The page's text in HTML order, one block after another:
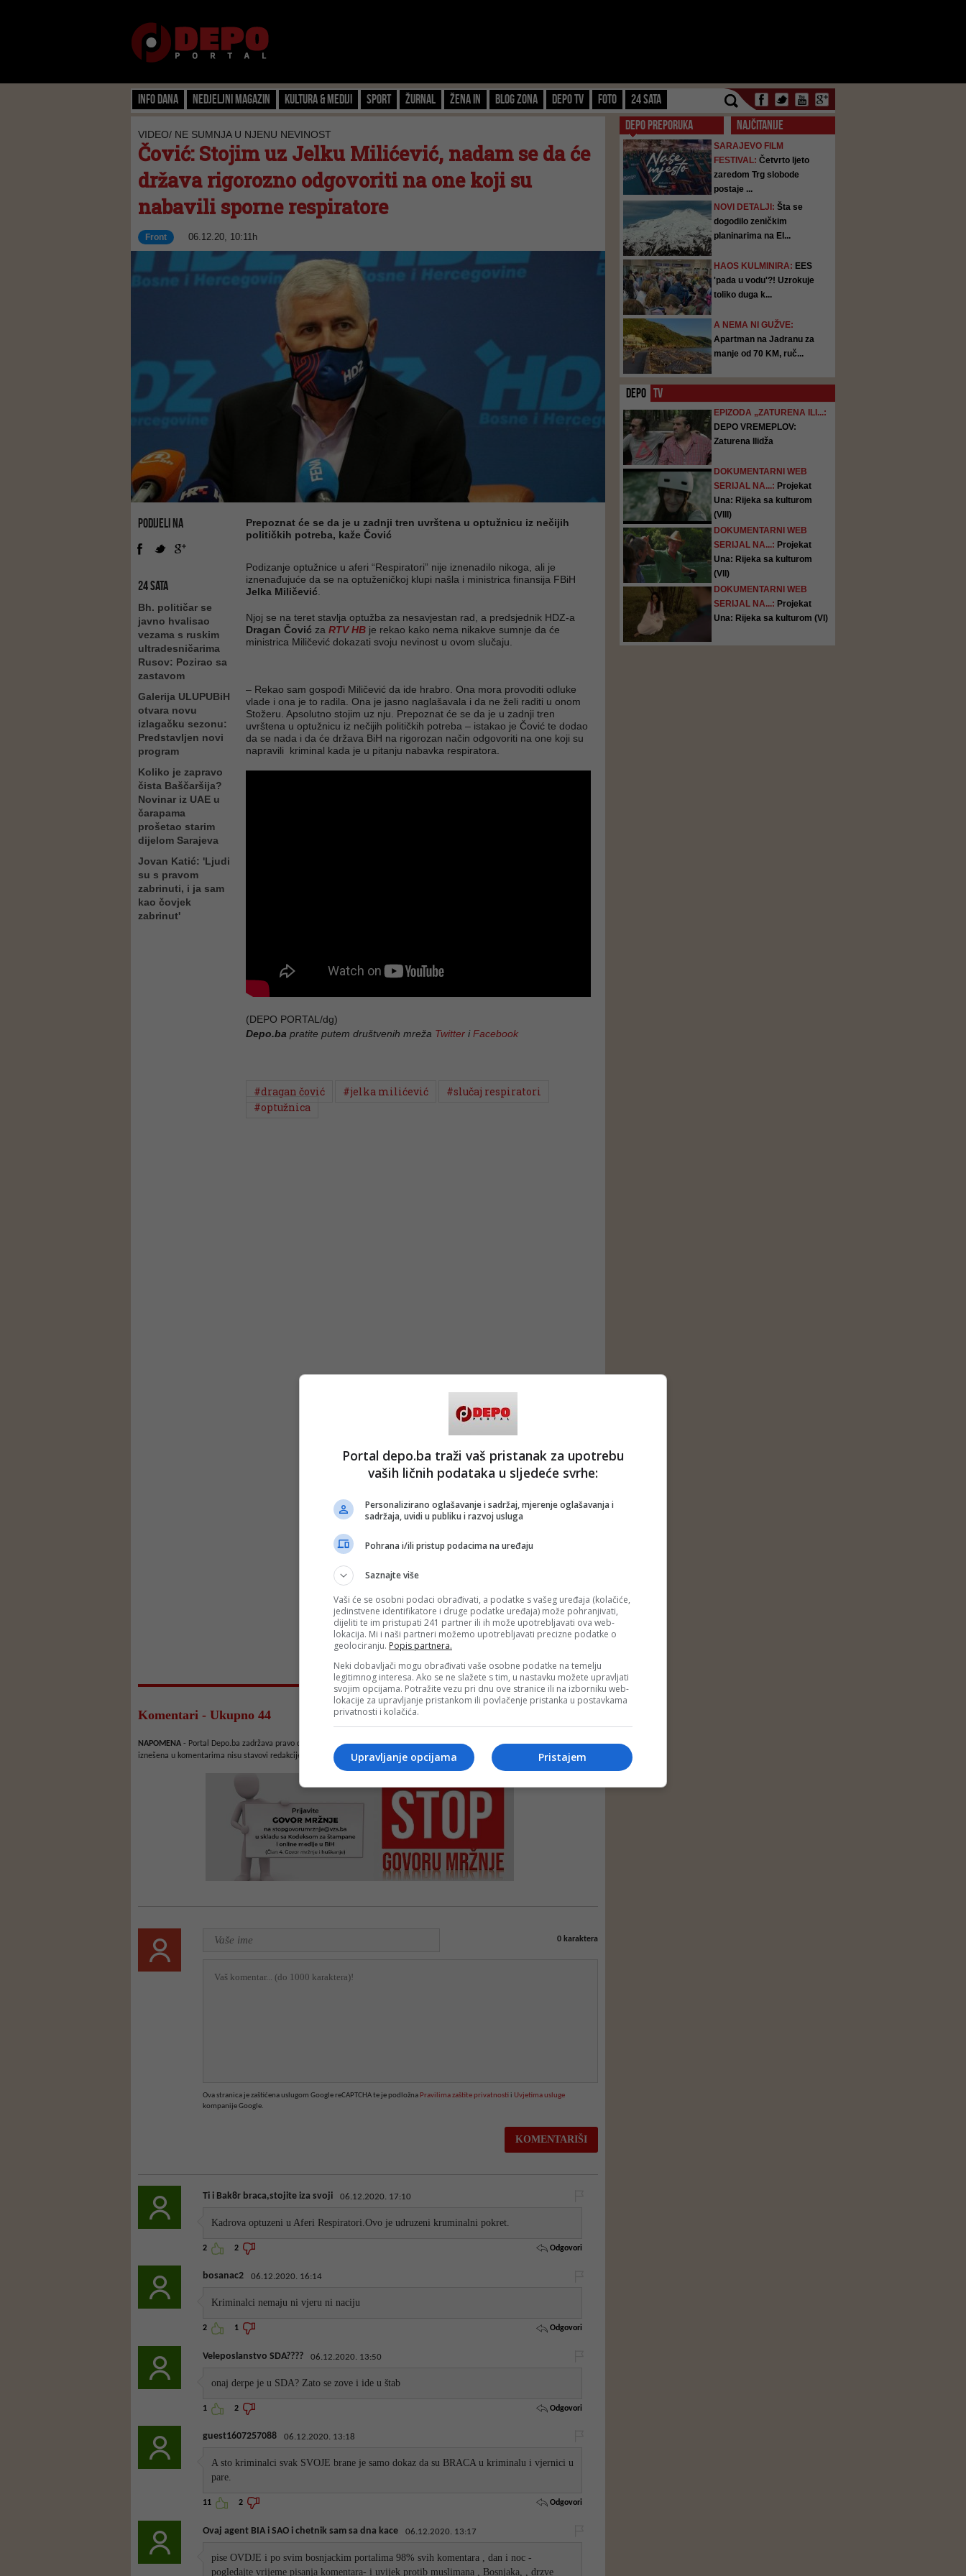
Info dana Nedjeljni magazin Kultura & Mediji Sport Žurnal Žena IN Blog zona Depo TV FOTO 24 SATA
VIDEO/ NE SUMNJA U NJENU NEVINOST
Čović: Stojim uz Jelku Milićević, nadam se da će
država rigorozno odgovoriti na one koji su
nabavili sporne respiratore
Front 06.12.20, 10:11h
PODIJELI NA
24 SATA
Bh. političar se
javno hvalisao
vezama s ruskim
ultradesničarima
Rusov: Pozirao sa
zastavom
Galerija ULUPUBiH
otvara novu
izlagačku sezonu:
Predstavljen novi
program
Koliko je zapravo
čista Baščaršija?
Novinar iz UAE u
čarapama
prošetao starim
dijelom Sarajeva
Jovan Katić: 'Ljudi
su s pravom
zabrinuti, i ja sam
kao čovjek
zabrinut'
Prepoznat će se da je u zadnji tren uvrštena u optužnicu iz nečijih
političkih potreba, kaže Čović
Podizanje optužnice u aferi “Respiratori” nije iznenadilo nikoga, ali je
iznenađujuće da se na optuženičkoj klupi našla i ministrica finansija FBiH
Jelka Miličević
Njoj se na teret stavlja optužba za nesavjestan rad, a predsjednik HDZ-a
Dragan Čović za RTV HB je rekao kako nema nikakve sumnje da će
ministrica Miličević dokazati svoju nevinost u ovom slučaju.
– Rekao sam gospođi Miličević da ide hrabro. Ona mora provoditi odluke
vlade i ona je to radila. Ona je jasno naglašavala i da ne želi raditi u onom
Stožeru. Apsolutno stojim uz nju. Prepoznat će se da je u zadnji tren
uvrštena u optužnicu iz nečijih političkih potreba – istakao je Čović te dodao
da se nada i da će država BiH na rigorozan način odgovoriti na one koji su
napravili kriminal kada je u pitanju nabavka respiratora.
(DEPO PORTAL/dg)
Depo.ba pratite putem društvenih mreža Twitter iFacebook
#dragan čović #jelka milićević
#slučaj respiratori
#optužnica
Komentari - Ukupno 44
NAPOMENA - Portal Depo.ba zadržava pravo da obriše neprimjereni dio ili cijeli komentar bez najave i objašnjenja. Mišljenja
iznešena u komentarima nisu stavovi redakcije web portala Depo.ba!
0karaktera
Ova stranica je zaštićena uslugom Google reCAPTCHA te je podložna Pravilima zaštite privatnostii Uvjetima usluge
kompanije Google.
Ti i Bak8r braca,stojite iza svoji 06.12.2020. 17:10
Kadrova optuzeni u Aferi Respiratori.Ovo je udruzeni kruminalni pokret.
2 2 Odgovori
bosanac2 06.12.2020. 16:14
Kriminalci nemaju ni vjeru ni naciju
2 1 Odgovori
Veleposlanstvo SDA???? 06.12.2020. 13:50
onaj derpe je u SDA? Zato se zove i ide u štab
1 2 Odgovori
guest1607257088 06.12.2020. 13:18
A sto kriminalci svak SVOJE brane je samo dokaz da su BRACA u kriminalu i vjernici u
pare.
11 2 Odgovori
Ovaj agent BIA i SAO i chetnik sam sa dna kace 06.12.2020. 13:17
pise OVDJE i po svim bosnjackim portalima 98% svih komentara , dan i noc -
pogledajte vrijeme pisanja komentara- i uvijek protib muslimana , Bosnjaka, , drzve
DEPO PREPORUKA NAJČITANIJE
SARAJEVO FILM
FESTIVAL: Četvrto ljeto
zaredom Trg slobode
postaje ...
NOVI DETALJI: Šta se
dogodilo zeničkim
planinarima na El...
HAOS KULMINIRA: EES
'pada u vodu'?! Uzrokuje
toliko duga k...
A NEMA NI GUŽVE:
Apartman na Jadranu za
manje od 70 KM, ruč...
DEPO TV
EPIZODA „ZATURENA ILI...:
DEPO VREMEPLOV:
Zaturena Ilidža
DOKUMENTARNI WEB
SERIJAL NA...: Projekat
Una: Rijeka sa kulturom
(VIII)
DOKUMENTARNI WEB
SERIJAL NA...: Projekat
Una: Rijeka sa kulturom
(VII)
DOKUMENTARNI WEB
SERIJAL NA...: Projekat
Una: Rijeka sa kulturom (VI)
Portal depo.ba traži vaš pristanak za upotrebu
vaših ličnih podataka u sljedeće svrhe:
Personalizirano oglašavanje i sadržaj, mjerenje oglašavanja i
sadržaja, uvidi u publiku i razvoj usluga
Pohrana i/ili pristup podacima na uređaju
Saznajte više
Vaši će se osobni podaci obrađivati, a podatke s vašeg uređaja (kolačiće,
jedinstvene identifikatore i druge podatke uređaja) može pohranjivati,
dijeliti te im pristupati 241 partner ili ih može upotrebljavati ova web-
lokacija. Mi i naši partneri možemo upotrebljavati precizne podatke o
geolociranju. Popis partnera.
Neki dobavljači mogu obrađivati vaše osobne podatke na temelju
legitimnog interesa. Ako se ne slažete s tim, u nastavku možete upravljati
svojim opcijama. Potražite vezu pri dnu ove stranice ili na izborniku web-
lokacije za upravljanje pristankom ili povlačenje pristanka u postavkama
privatnosti i kolačića.
Pristajem
Upravljanje opcijama